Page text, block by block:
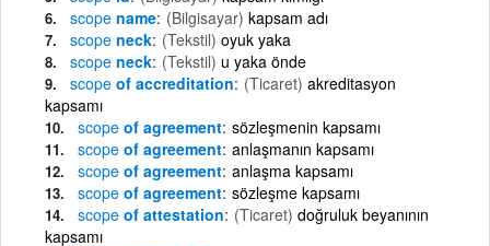
scope name (Bilgisayar) kapsam adı
scope neck (Tekstil) oyuk yaka
scope neck (Tekstil) u yaka önde
scope of accreditation (Ticaret) akreditasyon
kapsamı
scope of agreement sözleşmenin kapsamı
scope of agreement anlaşmanın kapsamı
scope of agreement anlaşma kapsamı
scope of agreement sözleşme kapsamı
scope of attestation (Ticaret) doğruluk beyanının
kapsamı